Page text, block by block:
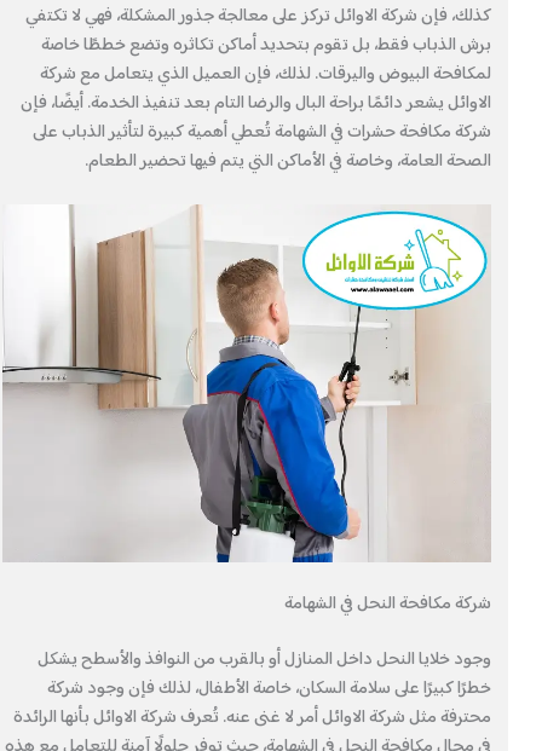
كذلك، فإن شركة الاوائل تركز على معالجة جذور المشكلة، فهي لا تكتفي
برش الذباب فقط، بل تقوم بتحديد أماكن تكاثره وتضع خططًا خاصة
لمكافحة البيوض واليرقات. لذلك، فإن العميل الذي يتعامل مع شركة
الاوائل يشعر دائمًا براحة البال والرضا التام بعد تنفيذ الخدمة. أيضًا، فإن
شركة مكافحة حشرات في الشهامة تُعطي أهمية كبيرة لتأثير الذباب على
الصحة العامة، وخاصة في الأماكن التي يتم فيها تحضير الطعام.
شركة مكافحة النحل في الشهامة
وجود خلايا النحل داخل المنازل أو بالقرب من النوافذ والأسطح يشكل
خطرًا كبيرًا على سلامة السكان، خاصة الأطفال، لذلك فإن وجود شركة
محترفة مثل شركة الاوائل أمر لا غنى عنه. تُعرف شركة الاوائل بأنها الرائدة